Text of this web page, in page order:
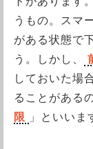
うもの。スマ
がある状態で
う。しかし、
しておいた場
ることがある
限
」といいま